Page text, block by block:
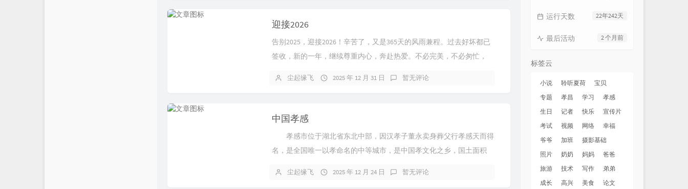
迎接2026
告别2025，迎接2026！辛苦了，又是365天的风雨兼程。过去好坏都已
签收，新的一年，继续尊重内心，奔赴热爱。不必完美，不必匆忙，
尘起缘飞 2025 年 12 月 31 日 暂无评论
中国孝感
孝感市位于湖北省东北中部，因汉孝子董永卖身葬父行孝感天而得
名，是全国唯一以孝命名的中等城市，是中国孝文化之乡，国土面积
尘起缘飞 2025 年 12 月 24 日 暂无评论
22年242天
运行天数
2 个月前
最后活动
标签云
小说 聆听夏荷
宝贝
专题
孝昌 学习
孝感
生日
记者 快乐
宣传片
考试
视频 网络
幸福
爷爷
加班
摄影基础
照片
奶奶 妈妈
爸爸
旅游
技术 写作
弟弟
成长
高兴 美食 论文